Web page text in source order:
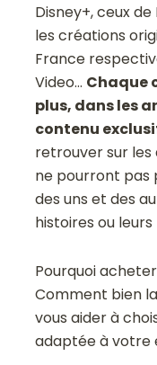
Disney+, ceux
les créations
France
Video… Chaque
plus, dans les
contenu
retrouver sur les
ne pourront pas
des uns et des
histoires ou
Pourquoi
Comment bien
vous aider à
adaptée à votre